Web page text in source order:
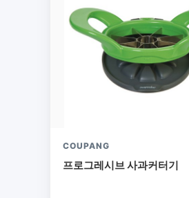
COUPANG
프로그레시브 사과커터기